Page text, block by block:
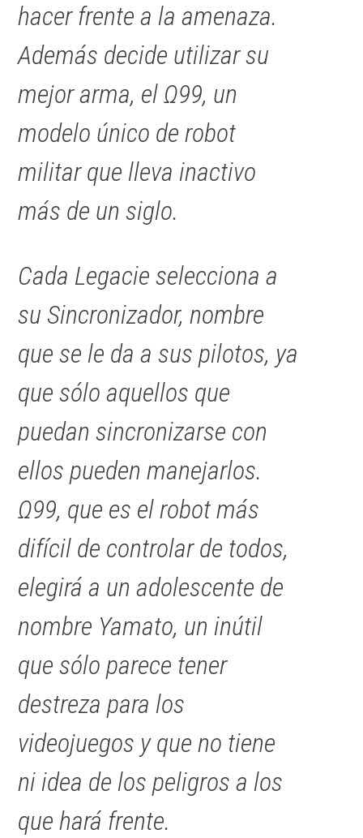
hacer frente a la amenaza.
Además decide utilizar su
mejor arma, el Ω99, un
modelo único de robot
militar que lleva inactivo
más de un siglo.
Cada Legacie selecciona a
su Sincronizador, nombre
que se le da a sus pilotos, ya
que sólo aquellos que
puedan sincronizarse con
ellos pueden manejarlos.
Ω99, que es el robot más
difícil de controlar de todos,
elegirá a un adolescente de
nombre Yamato, un inútil
que sólo parece tener
destreza para los
videojuegos y que no tiene
ni idea de los peligros a los
que hará frente.